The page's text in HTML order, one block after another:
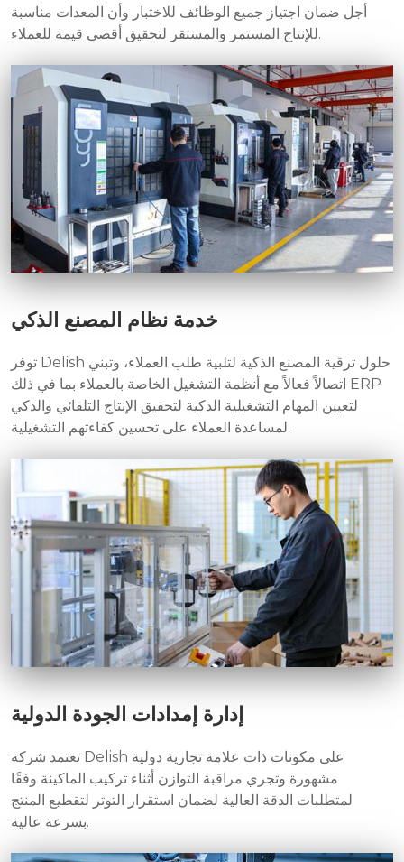
أجل ضمان اجتياز جميع الوظائف للاختبار وأن المعدات مناسبة
للإنتاج المستمر والمستقر لتحقيق أقصى قيمة للعملاء.
خدمة نظام المصنع الذكي
توفر Delish حلول ترقية المصنع الذكية لتلبية طلب العملاء، وتبني
اتصالاً فعالاً مع أنظمة التشغيل الخاصة بالعملاء بما في ذلك ERP
لتعيين المهام التشغيلية الذكية لتحقيق الإنتاج التلقائي والذكي
لمساعدة العملاء على تحسين كفاءتهم التشغيلية.
إدارة إمدادات الجودة الدولية
تعتمد شركة Delish على مكونات ذات علامة تجارية دولية
مشهورة وتجري مراقبة التوازن أثناء تركيب الماكينة وفقًا
لمتطلبات الدقة العالية لضمان استقرار التوتر لتقطيع المنتج
بسرعة عالية.